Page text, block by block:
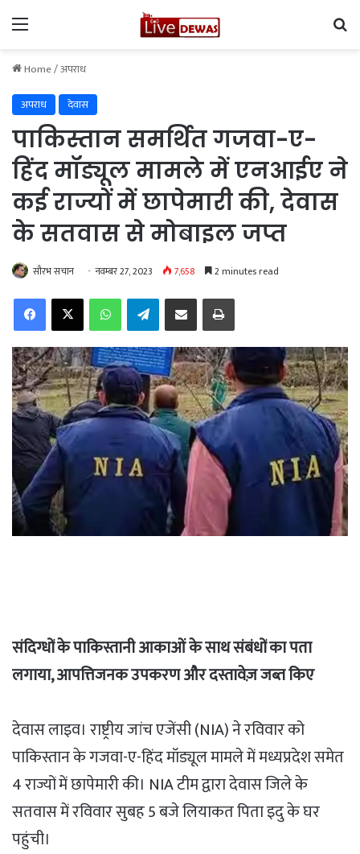
Menu
Home/अपराध
अपराध
देवास
पाकिस्तान समर्थित गजवा-ए-
हिंद मॉड्यूल मामले में एनआईए ने
कई राज्यों में छापेमारी की, देवास
के सतवास से मोबाइल जप्त
सौरभ सचान नवम्बर 27, 2023 7,658 2 minutes read
FacebookX WhatsAppTelegramShare via Email Print
संदिग्धों के पाकिस्तानी आकाओं के साथ संबंधों का पता
लगाया, आपत्तिजनक उपकरण और दस्तावेज़ जब्त किए
देवास लाइव। राष्ट्रीय जांच एजेंसी (NIA) ने रविवार को
पाकिस्तान के गजवा-ए-हिंद मॉड्यूल मामले में मध्यप्रदेश समेत
4 राज्यों में छापेमारी की। NIA टीम द्वारा देवास जिले के
सतवास में रविवार सुबह 5 बजे लियाकत पिता इदु के घर
पहुंची।